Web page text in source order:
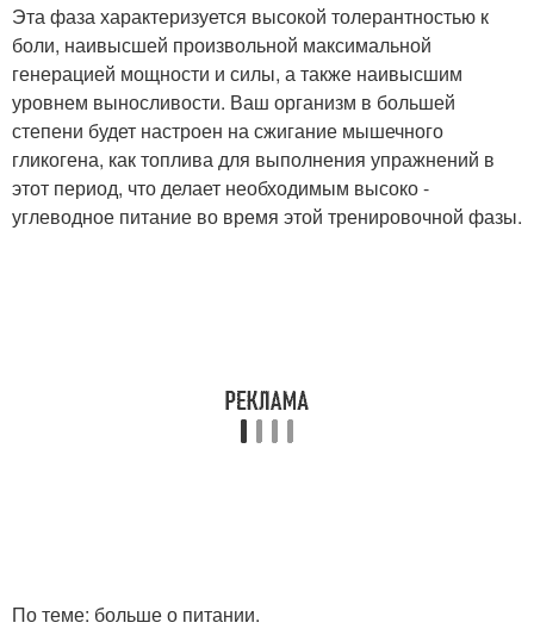
Эта фаза характеризуется высокой толерантностью к
боли, наивысшей произвольной максимальной
генерацией мощности и силы, а также наивысшим
уровнем выносливости. Ваш организм в большей
степени будет настроен на сжигание мышечного
гликогена, как топлива для выполнения упражнений в
этот период, что делает необходимым высоко -
углеводное питание во время этой тренировочной фазы.
По теме: больше о питании.